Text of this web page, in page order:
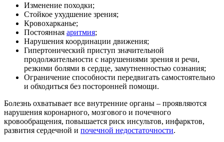
Изменение походки;
Стойкое ухудшение зрения;
Кровохарканье;
Постоянная аритмия;
Нарушения координации движения;
Гипертонический приступ значительной
продолжительности с нарушениями зрения и речи,
резкими болями в сердце, замутненностью сознания;
Ограничение способности передвигать самостоятельно
и обходиться без посторонней помощи.
Болезнь охватывает все внутренние органы – проявляются
нарушения коронарного, мозгового и почечного
кровообращения, повышается риск инсультов, инфарктов,
развития сердечной и почечной недостаточности.